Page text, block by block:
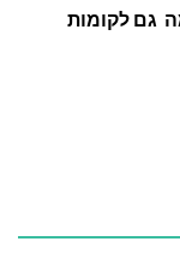
גם לקומות